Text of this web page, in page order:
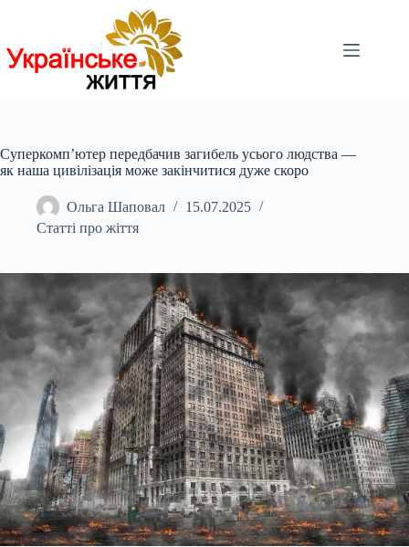
Суперкомп’ютер передбачив загибель усього людства —
як наша цивілізація може закінчитися дуже скоро
Ольга Шаповал
15.07.2025
Статті про жіття